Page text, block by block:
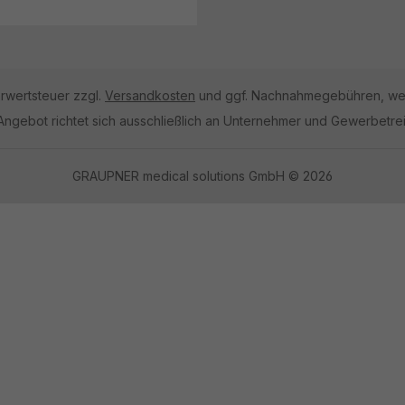
zzgl. Versandkosten und ggf. Nachnahmegebühren,
richtet sich ausschließlich an Unternehmer und
GRAUPNER medical solutions GmbH © 2026